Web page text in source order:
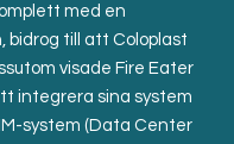
med en
bidrog till att Coloplast
visade Fire Eater
integrera sina system
system (Data Center